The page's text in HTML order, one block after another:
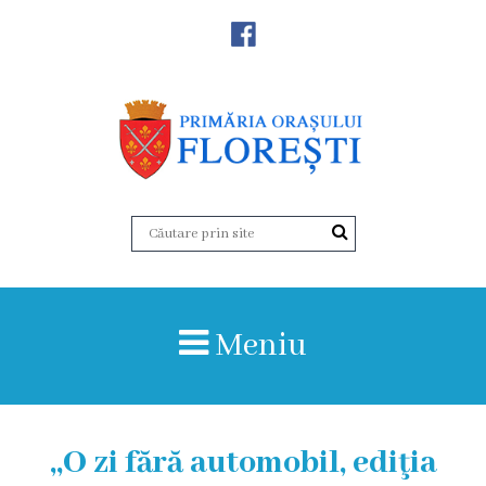
Primăria
Structura,
Organigrama
Meniu
,,O zi fără automobil, ediţia